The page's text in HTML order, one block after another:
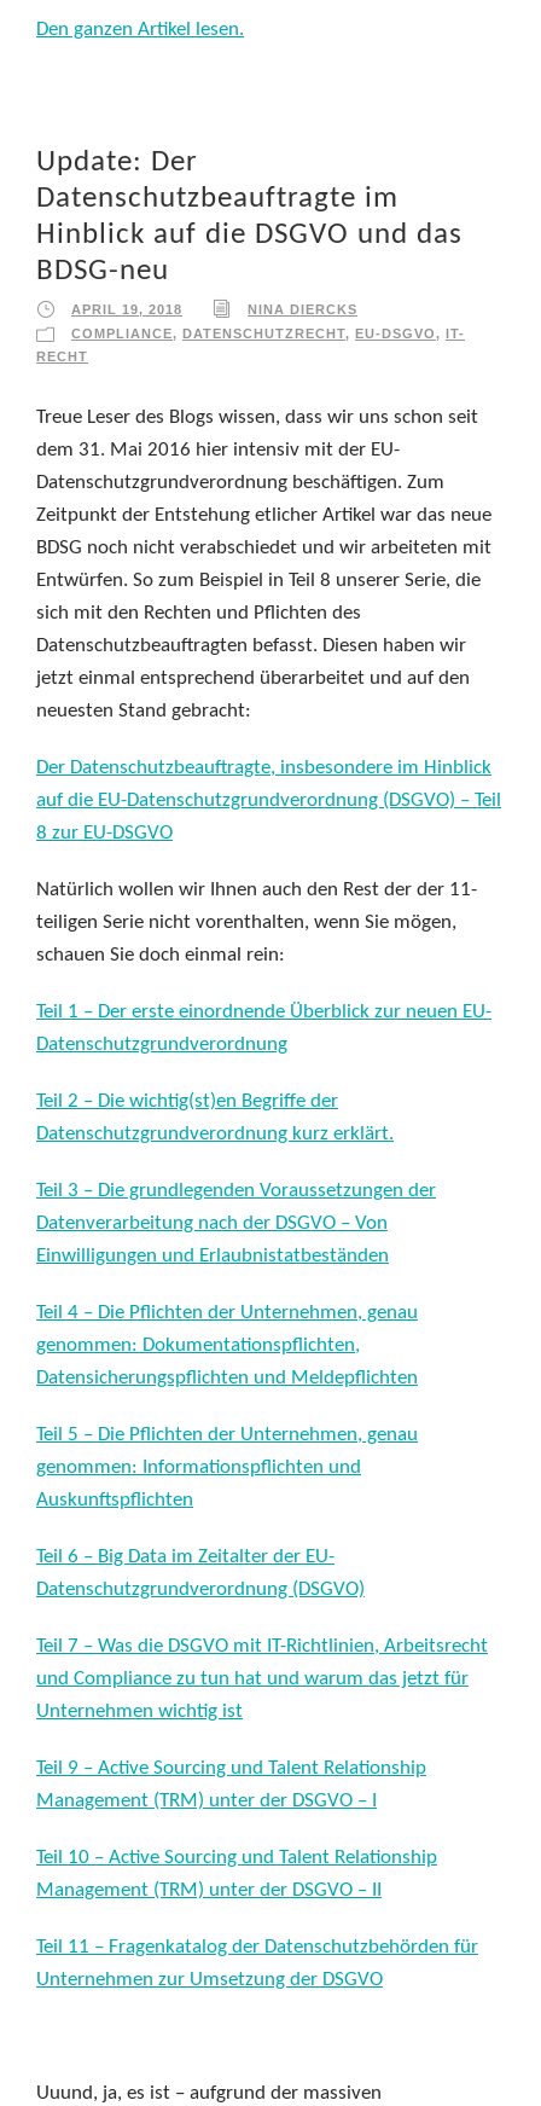
Den ganzen Artikel lesen.
Update: Der
Datenschutzbeauftragte im
Hinblick auf die DSGVO und das
BDSG-neu
APRIL 19, 2018
NINA DIERCKS
COMPLIANCE, DATENSCHUTZRECHT, EU-DSGVO,
IT-
RECHT
Treue Leser des Blogs wissen, dass wir uns schon seit
dem 31. Mai 2016 hier intensiv mit der EU-
Datenschutzgrundverordnung beschäftigen. Zum
Zeitpunkt der Entstehung etlicher Artikel war das neue
BDSG noch nicht verabschiedet und wir arbeiteten mit
Entwürfen. So zum Beispiel in Teil 8 unserer Serie, die
sich mit den Rechten und Pflichten des
Datenschutzbeauftragten befasst. Diesen haben wir
jetzt einmal entsprechend überarbeitet und auf den
neuesten Stand gebracht:
Der Datenschutzbeauftragte, insbesondere im Hinblick
auf die EU-Datenschutzgrundverordnung (DSGVO) – Teil
8 zur EU-DSGVO
Natürlich wollen wir Ihnen auch den Rest der der 11-
teiligen Serie nicht vorenthalten, wenn Sie mögen,
schauen Sie doch einmal rein:
Teil 1 – Der erste einordnende Überblick zur neuen EU-
Datenschutzgrundverordnung
Teil 2 – Die wichtig(st)en Begriffe der
Datenschutzgrundverordnung kurz erklärt.
Teil 3 – Die grundlegenden Voraussetzungen der
Datenverarbeitung nach der DSGVO – Von
Einwilligungen und Erlaubnistatbeständen
Teil 4 – Die Pflichten der Unternehmen, genau
genommen: Dokumentationspflichten,
Datensicherungspflichten und Meldepflichten
Teil 5 – Die Pflichten der Unternehmen, genau
genommen: Informationspflichten und
Auskunftspflichten
Teil 6 – Big Data im Zeitalter der EU-
Datenschutzgrundverordnung (DSGVO)
Teil 7 – Was die DSGVO mit IT-Richtlinien, Arbeitsrecht
und Compliance zu tun hat und warum das jetzt für
Unternehmen wichtig ist
Teil 9 – Active Sourcing und Talent Relationship
Management (TRM) unter der DSGVO – I
Teil 10 – Active Sourcing und Talent Relationship
Management (TRM) unter der DSGVO – II
Teil 11 – Fragenkatalog der Datenschutzbehörden für
Unternehmen zur Umsetzung der DSGVO
Uuund, ja, es ist – aufgrund der massiven